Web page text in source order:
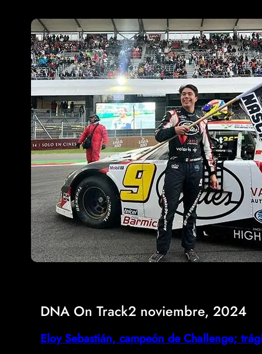
DNA On Track2 noviembre, 2024
Eloy Sebastián, campeón de Challenge;